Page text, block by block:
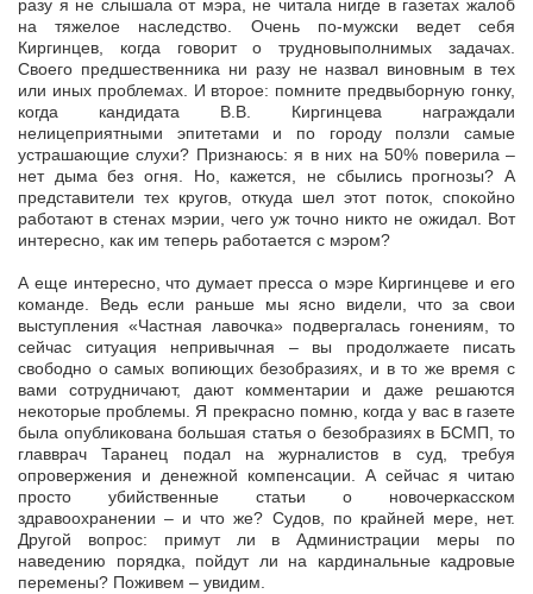
разу я не слышала от мэра, не читала нигде в газетах жалоб
на тяжелое наследство. Очень по-мужски ведет себя
Киргинцев, когда говорит о трудновыполнимых задачах.
Своего предшественника ни разу не назвал виновным в тех
или иных проблемах. И второе: помните предвыборную гонку,
когда кандидата В.В. Киргинцева награждали
нелицеприятными эпитетами и по городу ползли самые
устрашающие слухи? Признаюсь: я в них на 50% поверила –
нет дыма без огня. Но, кажется, не сбылись прогнозы? А
представители тех кругов, откуда шел этот поток, спокойно
работают в стенах мэрии, чего уж точно никто не ожидал. Вот
интересно, как им теперь работается с мэром?
А еще интересно, что думает пресса о мэре Киргинцеве и его
команде. Ведь если раньше мы ясно видели, что за свои
выступления «Частная лавочка» подвергалась гонениям, то
сейчас ситуация непривычная – вы продолжаете писать
свободно о самых вопиющих безобразиях, и в то же время с
вами сотрудничают, дают комментарии и даже решаются
некоторые проблемы. Я прекрасно помню, когда у вас в газете
была опубликована большая статья о безобразиях в БСМП, то
главврач Таранец подал на журналистов в суд, требуя
опровержения и денежной компенсации. А сейчас я читаю
просто убийственные статьи о новочеркасском
здравоохранении – и что же? Судов, по крайней мере, нет.
Другой вопрос: примут ли в Администрации меры по
наведению порядка, пойдут ли на кардинальные кадровые
перемены? Поживем – увидим.